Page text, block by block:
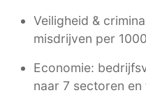
Veiligheid &
misdrijven per
Economie:
naar 7 sectoren en